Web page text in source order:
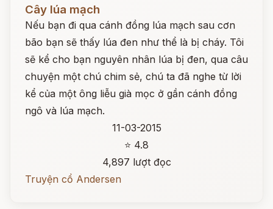
Cây lúa mạch
Nếu bạn đi qua cánh đồng lúa mạch sau cơn
bão bạn sẽ thấy lúa đen như thể là bị cháy. Tôi
sẽ kể cho bạn nguyên nhân lúa bị đen, qua câu
chuyện một chú chim sẻ, chú ta đã nghe từ lời
kể của một ông liễu già mọc ở gần cánh đồng
ngô và lúa mạch.
11-03-2015
⭐ 4.8
4,897 lượt đọc
Truyện cổ Andersen